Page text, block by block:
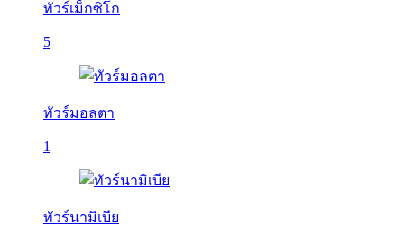
ทัวร์เม็กซิโก
5
ทัวร์มอลตา
1
ทัวร์นามิเบีย